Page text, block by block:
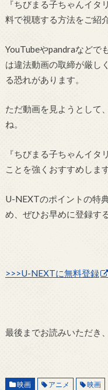
『ちびまる子ちゃんイ
料で視聴する方法をご紹
YouTubeやpandraなどで
は違法動画の取締が厳し
る恐れがあります。
ただ動画を見ようとして
ね。
『ちびまる子ちゃんイ
ことを強くおすすめします
U-NEXTのポイントの特
め、ぜひお早めに登録す
>>>U-NEXTに無料登録
最後までお読みいただき
映画 アニメ 映画